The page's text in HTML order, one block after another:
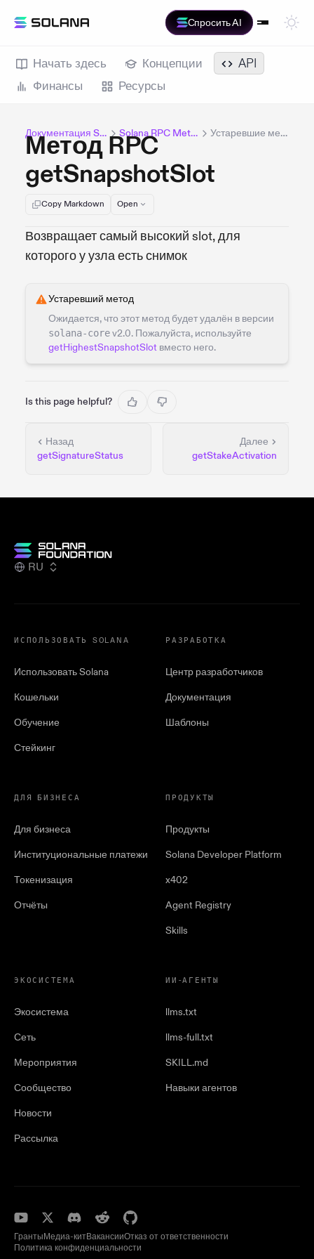
Спросить AI
Начать здесь Концепции
API
Финансы
Ресурсы
Документация Solana Solana RPC Methods Устаревшие методы
Метод RPC
getSnapshotSlot
Copy Markdown Open
Возвращает самый высокий slot, для
которого у узла есть снимок
Устаревший метод
Ожидается, что этот метод будет удалён в версии
solana-corev2.0. Пожалуйста, используйте
getHighestSnapshotSlot вместо него.
Is this page helpful?
Назад
getSignatureStatus
Далее
getStakeActivation
RU
ИСПОЛЬЗОВАТЬ SOLANA
Использовать Solana
Кошельки
Обучение
Стейкинг
РАЗРАБОТКА
Центр разработчиков
Документация
Шаблоны
ДЛЯ БИЗНЕСА
Для бизнеса
Институциональные платежи
Токенизация
Отчёты
ПРОДУКТЫ
Продукты
Solana Developer Platform
x402
Agent Registry
Skills
ЭКОСИСТЕМА
Экосистема
Сеть
Мероприятия
Сообщество
Новости
Рассылка
ИИ-АГЕНТЫ
llms.txt
llms-full.txt
SKILL.md
Навыки агентов
ГрантыМедиа-китВакансииОтказ от ответственности
Политика конфиденциальности